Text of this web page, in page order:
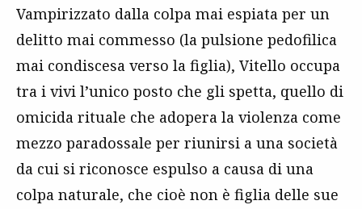
Vampirizzato dalla colpa mai espiata per un
delitto mai commesso (la pulsione pedofilica
mai condiscesa verso la figlia), Vitello occupa
tra i vivi l’unico posto che gli spetta, quello di
omicida rituale che adopera la violenza come
mezzo paradossale per riunirsi a una società
da cui si riconosce espulso a causa di una
colpa naturale, che cioè non è figlia delle sue